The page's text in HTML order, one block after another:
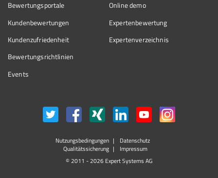
Bewertungsportale
Kundenbewertungen
Kundenzufriedenheit
Bewertungs­richtlinien
Events
Online demo
Expertenbewertung
Expertenverzeichnis
Nutzungsbedingungen
Datenschutz
Qualitätssicherung
Impressum
© 2011 - 2026 Expert Systems AG